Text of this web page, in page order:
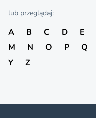
lub przeglądaj:
A B C D E
M
N O P Q
Y
Z